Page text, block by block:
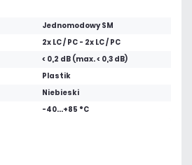
Jednomodowy SM
2x LC / PC - 2x LC / PC
< 0,2 dB (max. < 0,3 dB)
Plastik
Niebieski
-40...+85 °C